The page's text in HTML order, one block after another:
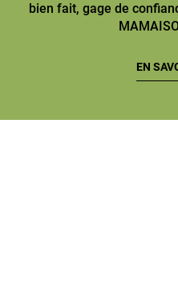
bien fait, gage de
EN